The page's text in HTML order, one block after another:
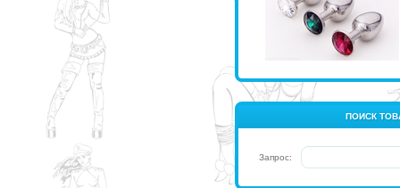
ПОИСК
Запрос: